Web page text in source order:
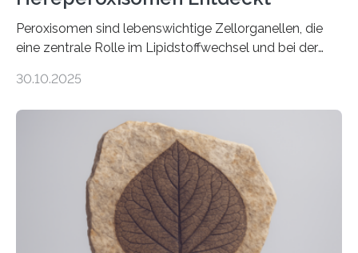
Peroxisomen sind lebenswichtige Zellorganellen, die
eine zentrale Rolle im Lipidstoffwechsel und bei der
erfüllen können, müssen zahlreiche Enzyme präzise in
der Ruhr-Universität Bochum um Prof. Dr. Ralf Erdmann
und Dr. Ismaila Francis Yusuf hat nun einen bislang
unbekannten Qualitätskontrollmechanismus des
peroxisomalen Proteintransports in der Bäckerhefe
Saccharomyces cerevisiae entdeckt, der für die
Funktionsfähigkeit der Organellen entscheidend ist. Die
Studie wurde am 28. Oktober 2025 in der
30.10.2025